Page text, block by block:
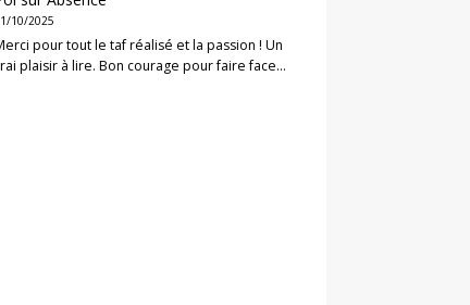
10/2025
pour tout le taf réalisé et la passion ! Un
plaisir à lire. Bon courage pour faire face…